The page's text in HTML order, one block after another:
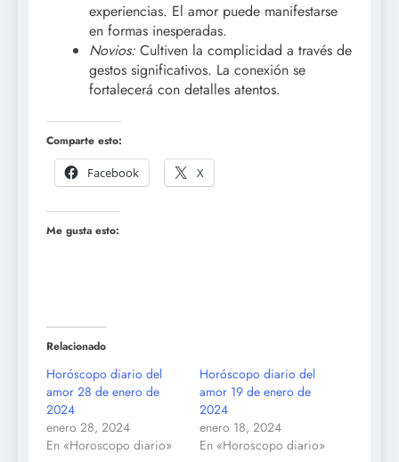
experiencias. El amor puede manifestarse
en formas inesperadas.
Novios: Cultiven la complicidad a través de
gestos significativos. La conexión se
fortalecerá con detalles atentos.
Comparte esto:
Facebook
X
Me gusta esto:
Relacionado
Horóscopo diario del
amor 28 de enero de
2024
enero 28, 2024
En «Horoscopo diario»
Horóscopo diario del
amor 19 de enero de
2024
enero 18, 2024
En «Horoscopo diario»